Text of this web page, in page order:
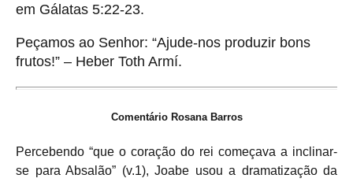
em Gálatas 5:22-23.
Peçamos ao Senhor: “Ajude-nos produzir bons
frutos!” – Heber Toth Armí.
Comentário Rosana Barros
Percebendo “que o coração do rei começava a inclinar-
se para Absalão” (v.1), Joabe usou a dramatização da